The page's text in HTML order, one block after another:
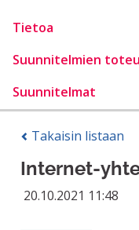
Tietoa
Suunnitelmien
Suunnitelmat
Takaisin listaan
Internet-
20.10.2021 11:48